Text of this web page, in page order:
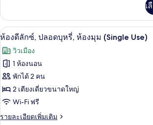
ทวิน,
ปลอด
บุหรี่
(for
Three
Guests
with
Sofa
เกี่ยว
กับ
ห้อง
พี
เรีย
น,
ปลอด
บุหรี่
(for
Three
เ
เปิด
ภาพถ่าย
ทั้งหมด
ของ
ห้อง
ดี
ลัก
เครื่องนอนร
5
ห้องดีลักซ์, ปลอดบุหรี่, ห้องมุม (Single Use)
วิวเมือง
1 ห้องนอน
พักได้ 2 คน
2 เตียงเดี่ยวขนาดใหญ่
Wi-Fi ฟรี
รายละเอียดเพิ่มเติม
ราย